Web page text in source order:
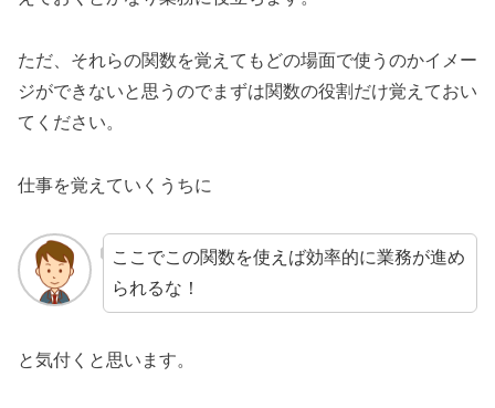
ただ、それらの関数を覚えてもどの場面で使うのかイメー
ジができないと思うのでまずは関数の役割だけ覚えておい
てください。
仕事を覚えていくうちに
ここでこの関数を使えば効率的に業務が進め
られるな！
と気付くと思います。